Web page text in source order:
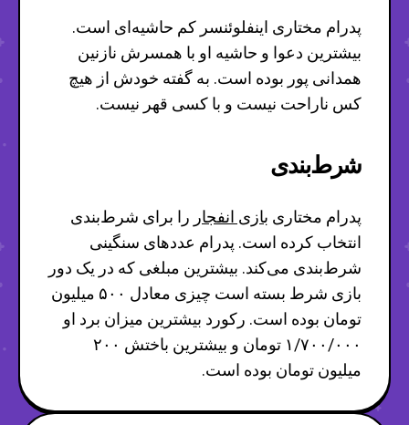
پدرام مختاری اینفلوئنسر کم حاشیه‌ای است.
بیشترین دعوا و حاشیه او با همسرش نازنین
همدانی پور بوده است. به گفته خودش از هیچ
کس ناراحت نیست و با کسی قهر نیست.
شرط‌بندی
پدرام مختاری بازی انفجار را برای شرط‌بندی
انتخاب کرده است. پدرام عددهای سنگینی
شرط‌بندی می‌کند. بیشترین مبلغی که در یک دور
بازی شرط بسته است چیزی معادل ۵۰۰ میلیون
تومان بوده است. رکورد بیشترین میزان برد او
۱/۷۰۰/۰۰۰ تومان و بیشترین باختش ۲۰۰
میلیون تومان بوده است.